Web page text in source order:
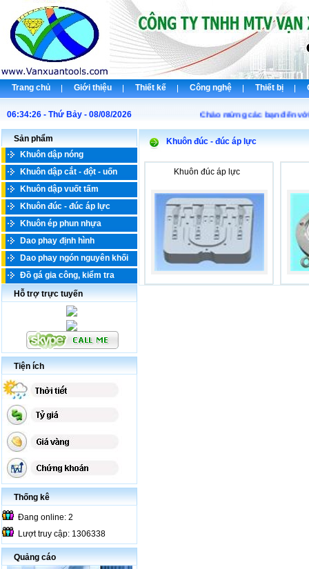
Trang chủ Giới thiệu Thiết kế Công nghệ Thiết bị
06:34:26 - Thứ Bảy - 08/08/2026 Chào mừng các bạn đến với
Sản phẩm
Khuôn dập nóng
Khuôn dập cắt - đột - uốn
Khuôn dập vuốt tấm
Khuôn đúc - đúc áp lực
Khuôn ép phun nhựa
Dao phay định hình
Dao phay ngón nguyên khối
Đồ gá gia công, kiểm tra
Hỗ trợ trực tuyến
Tiện ích
Thống kê
Đang online: 2
Lượt truy cập: 1306338
Quảng cáo
Khuôn đúc - đúc áp lực
Khuôn đúc áp lực